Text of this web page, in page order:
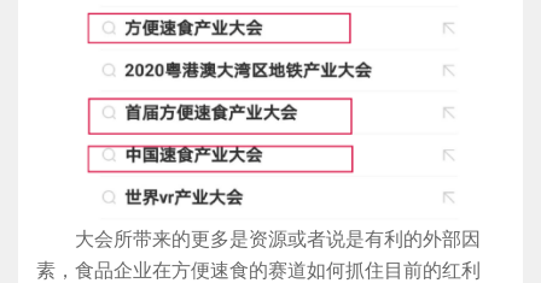
大会所带来的更多是资源或者说是有利的外部因
素，食品企业在方便速食的赛道如何抓住目前的红利